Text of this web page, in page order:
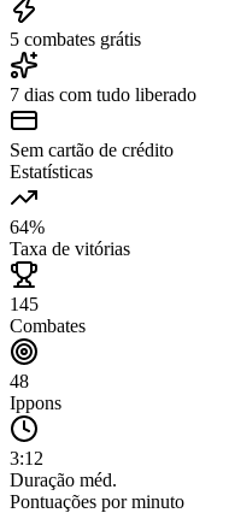
5 combates grátis
7 dias com tudo liberado
Sem cartão de crédito
Estatísticas
64%
Taxa de vitórias
145
Combates
48
Ippons
3:12
Duração méd.
Pontuações por minuto